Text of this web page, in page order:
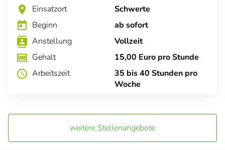
location_on Einsatzort Schwerte
today Beginn ab sofort
contacts Anstellung Vollzeit
money Gehalt 15,00 Euro pro Stunde
schedule Arbeitszeit
35 bis 40 Stunden pro
Woche
weitere Stellenangebote